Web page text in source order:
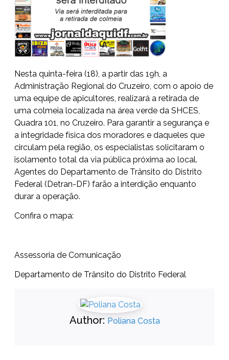
Nesta quinta-feira (18), a partir das 19h, a
Administração Regional do Cruzeiro, com o apoio de
uma equipe de apicultores, realizará a retirada de
uma colmeia localizada na área verde da SHCES,
Quadra 101, no Cruzeiro. Para garantir a segurança e
a integridade física dos moradores e daqueles que
circulam pela região, os especialistas solicitaram o
isolamento total da via pública próxima ao local.
Agentes do Departamento de Trânsito do Distrito
Federal (Detran-DF) farão a interdição enquanto
durar a operação.
Confira o mapa:
Assessoria de Comunicação
Departamento de Trânsito do Distrito Federal
Author: Poliana Costa